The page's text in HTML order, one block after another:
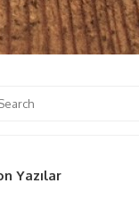
Yazılar